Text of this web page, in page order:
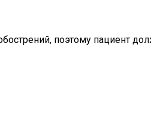
поэтому пациент